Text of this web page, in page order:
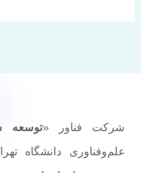
شرکت فناور «توسعه
علم‌وفناوری دانشگاه